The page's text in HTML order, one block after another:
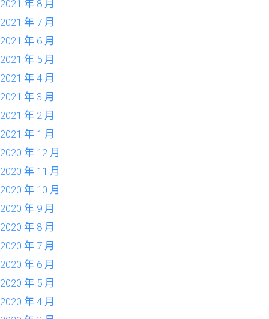
2021 年 8 月
2021 年 7 月
2021 年 6 月
2021 年 5 月
2021 年 4 月
2021 年 3 月
2021 年 2 月
2021 年 1 月
2020 年 12 月
2020 年 11 月
2020 年 10 月
2020 年 9 月
2020 年 8 月
2020 年 7 月
2020 年 6 月
2020 年 5 月
2020 年 4 月